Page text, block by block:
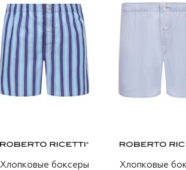
Хлопковые боксеры
Хлопковые